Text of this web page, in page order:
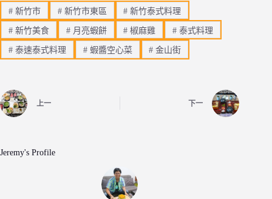
#新竹市 #新竹市東區 # 新竹泰式料理
#新竹美食 #月亮蝦餅 # 椒麻雞 # 泰式料理
#泰速泰式料理 #蝦醬空心菜 # 金山街
上一 下一
Jeremy's Profile